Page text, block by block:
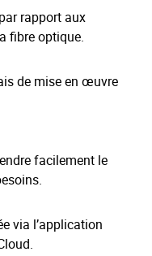
rapport aux
fibre optique.
de mise en œuvre
facilement le
via l’application